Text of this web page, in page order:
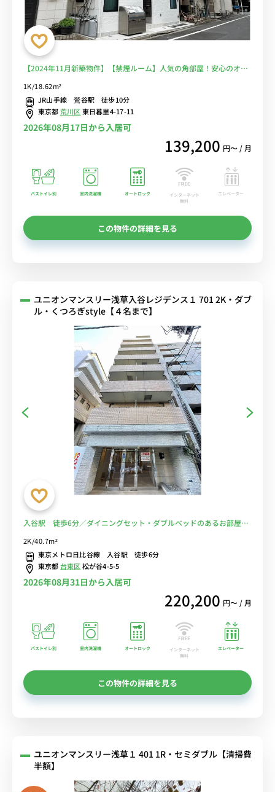
【2024年11月新築物件】【禁煙ルーム】人気の角部屋！安心のオー
＆温水洗浄便座付き/デスク・チェア＆たっぷり収納2ドア冷蔵庫など
生活家電のあるお部屋■選べるWi-Fi格安レンタル中！
1K/18.62m²
JR山手線 鶯谷駅 徒歩10分
東京都荒川区東日暮里4-17-11
2026年08月17日から入居可
139,200 円〜 / 月
バストイレ別 室内洗濯機 オートロック
インターネット
無料
エレベーター
この物件の詳細を見る
ユニオンマンスリー浅草入谷レジデンス１ 701 2K・ダブ
ル・くつろぎstyle【４名まで】
入谷駅 徒歩6分／ダイニングセット・ダブルベッドのあるお部屋
【角部屋】■選べるWi-Fi格安レンタル中！
2K/40.7m²
東京メトロ日比谷線 入谷駅 徒歩6分
東京都台東区松が谷4-5-5
2026年08月31日から入居可
220,200 円〜 / 月
バストイレ別 室内洗濯機 オートロック
インターネット
無料
エレベーター
この物件の詳細を見る
ユニオンマンスリー浅草１ 401 1R・セミダブル【清掃費
半額】